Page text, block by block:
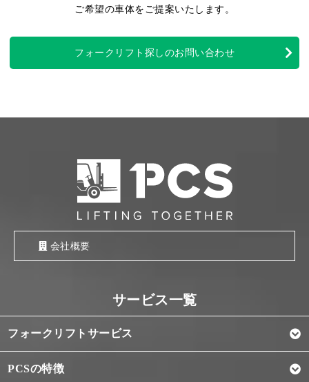
ご希望の車体をご提案いたします。
フォークリフト探しのお問い合わせ
会社概要
フォークリフトサービス
PCSの特徴